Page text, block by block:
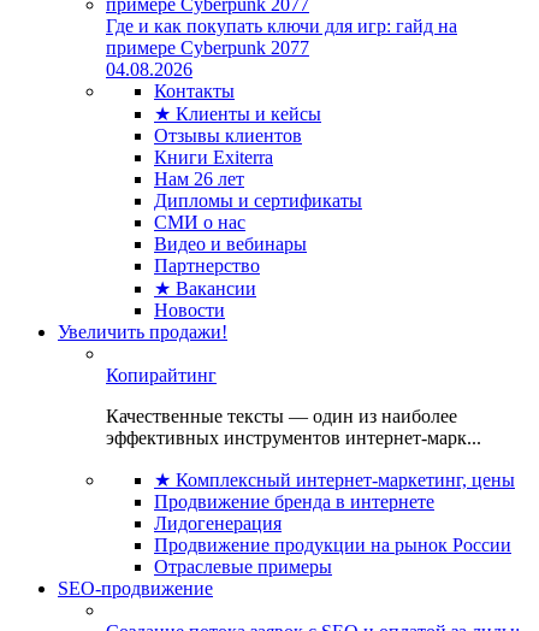
Где и как покупать ключи для игр: гайд на
примере Cyberpunk 2077
04.08.2026
Контакты
★ Клиенты и кейсы
Отзывы клиентов
Книги Exiterra
Нам 26 лет
Дипломы и сертификаты
СМИ о нас
Видео и вебинары
Партнерство
★ Вакансии
Новости
Увеличить продажи!
Копирайтинг
Качественные тексты — один из наиболее
эффективных инструментов интернет-марк...
★ Комплексный интернет-маркетинг, цены
Продвижение бренда в интернете
Лидогенерация
Продвижение продукции на рынок России
Отраслевые примеры
SEO-продвижение